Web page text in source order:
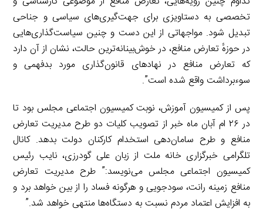
تخصصی به دستاویزی برای جهت‌گیری‌های سیاسی و جناحی
تبدیل شود. مواجهاتی از این دست و چنین سیاست‌گذاری‌هایی
در حوزهٔ تعارض منافع، در خوش‌بینانه‌ترین حالت، نشان از آن دارد
که تعارض منافع در نهادهای قانون‌گذاری مورد بدفهمی و
سوءبرداشت واقع شده است”.
پس از کمیسیون آموزش، نوبت کمیسیون اجتماعی مجلس بود تا
در ۲۶ ام آبان ماه خبر از تصویب کلیات دو طرح مدیریت تعارض
منافع و طرح سامان‌دهی استخدام کارکنان دولت بدهد. کانال
تلگرامی خبرگزاری خانه ملت از زبان علی گودرزی، نایب رئیس
کمیسیون اجتماعی مجلس می‌نویسد:” طرح مدیریت تعارض
منافع زمینه رانت، سودجویی و هرگونه فساد را از بین خواهد برد و
به افزایش اعتماد مردم نسبت به دستگاه‌ها منتهی خواهد شد.”